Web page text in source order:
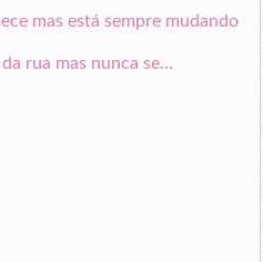
mas está sempre mudando
da rua mas nunca se…